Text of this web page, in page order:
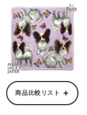
商品比較リスト